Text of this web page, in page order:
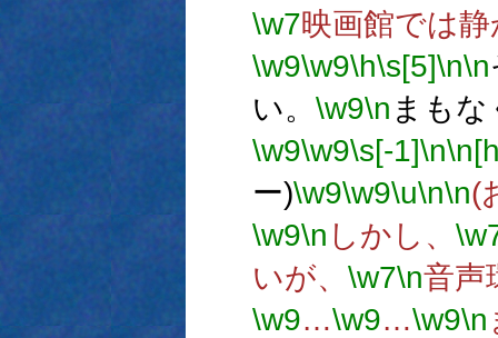
\w7映画館では
\w9\w9\h\s[5]\n\n
い。 \w9\n まも
\w9\w9\s[-1]\n
ー)\w9\w9\u\n\n(
\w9\n しかし、
いが、 \w7\n音声
\w9…\w9…\w9\n